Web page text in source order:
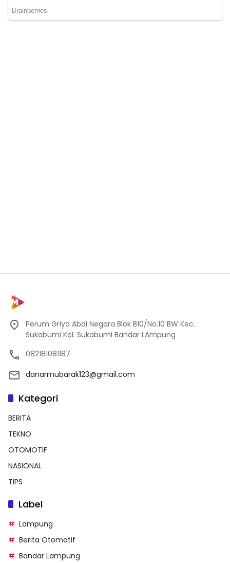
Perum Griya Abdi Negara Blok B10/No.10 BW Kec.
Sukabumi Kel. Sukabumi Bandar LAmpung
082181081187
danarmubarak123@gmail.com
Kategori
BERITA
TEKNO
OTOMOTIF
NASIONAL
TIPS
Label
Lampung
Berita Otomotif
Bandar Lampung